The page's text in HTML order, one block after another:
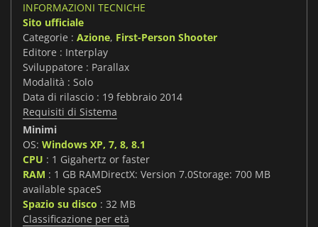
INFORMAZIONI TECNICHE
Sito ufficiale
Categorie : Azione, First-Person Shooter
Editore : Interplay
Sviluppatore : Parallax
Modalità : Solo
Data di rilascio : 19 febbraio 2014
Requisiti di Sistema
Minimi
OS: Windows XP, 7, 8, 8.1
CPU : 1 Gigahertz or faster
RAM : 1 GB RAMDirectX: Version 7.0Storage: 700 MB
available spaceS
Spazio su disco : 32 MB
Classificazione per età